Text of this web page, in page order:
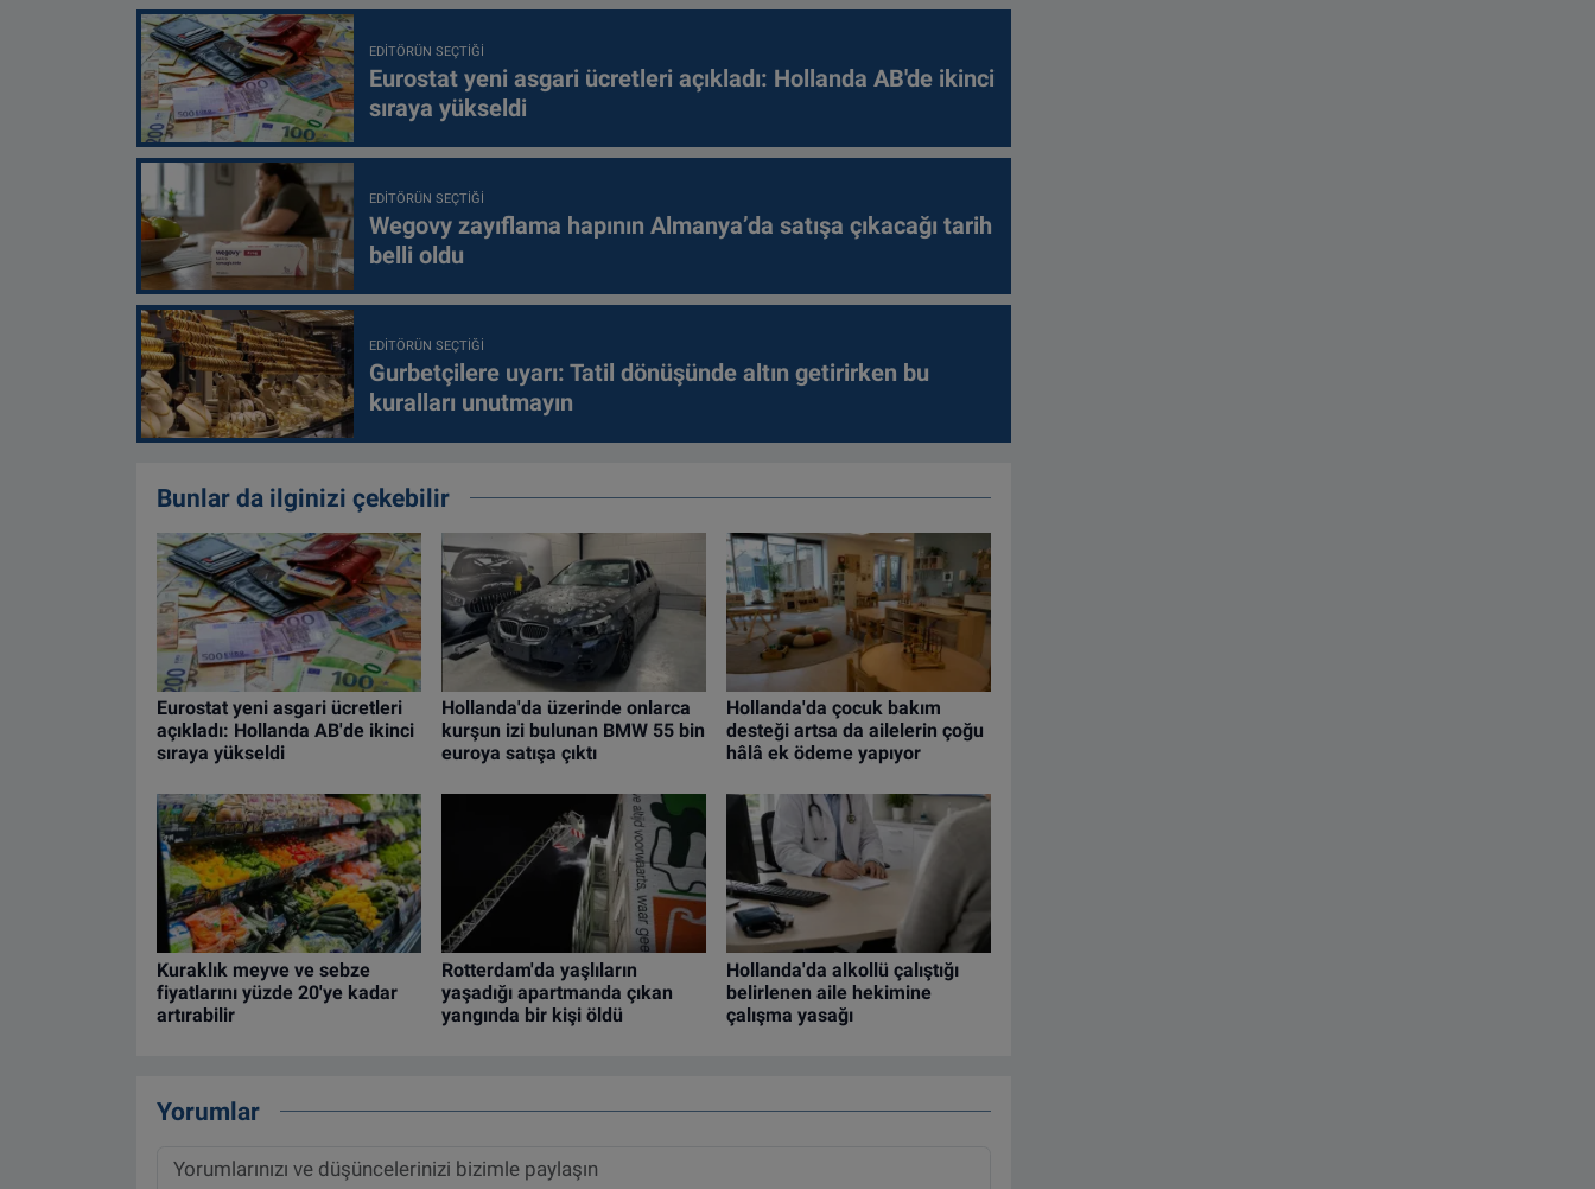
EDITÖRÜN SEÇTIĞI
Eurostat yeni asgari ücretleri açıkladı: Hollanda AB'de ikinci
sıraya yükseldi
EDITÖRÜN SEÇTIĞI
Wegovy zayıflama hapının Almanya’da satışa çıkacağı tarih
belli oldu
EDITÖRÜN SEÇTIĞI
Gurbetçilere uyarı: Tatil dönüşünde altın getirirken bu
kuralları unutmayın
Bunlar da ilginizi çekebilir
Eurostat yeni asgari ücretleri
açıkladı: Hollanda AB'de ikinci
sıraya yükseldi
Hollanda'da üzerinde onlarca
kurşun izi bulunan BMW 55 bin
euroya satışa çıktı
Hollanda'da çocuk bakım
desteği artsa da ailelerin çoğu
hâlâ ek ödeme yapıyor
Kuraklık meyve ve sebze
fiyatlarını yüzde 20'ye kadar
artırabilir
Rotterdam'da yaşlıların
yaşadığı apartmanda çıkan
yangında bir kişi öldü
Hollanda'da alkollü çalıştığı
belirlenen aile hekimine
çalışma yasağı
Yorumlar